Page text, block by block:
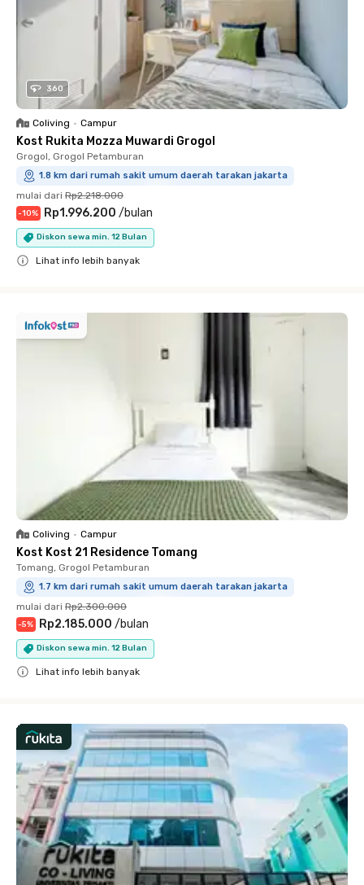
360
Coliving • Campur
Kost Rukita Mozza Muwardi Grogol
Grogol, Grogol Petamburan
1.8 km dari rumah sakit umum daerah tarakan jakarta
mulai dari Rp2.218.000
-10% Rp1.996.200 /bulan
Diskon sewa min. 12 Bulan
Lihat info lebih banyak
Coliving • Campur
Kost Kost 21 Residence Tomang
Tomang, Grogol Petamburan
1.7 km dari rumah sakit umum daerah tarakan jakarta
mulai dari Rp2.300.000
-5% Rp2.185.000 /bulan
Diskon sewa min. 12 Bulan
Lihat info lebih banyak